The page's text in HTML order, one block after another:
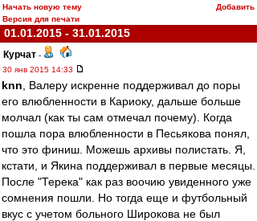
Начать новую тему
Добавить
Версия для печати
01.01.2015 - 31.01.2015
Курчат -
30 янв 2015 14:33
knn , Валеру искренне поддерживал до поры
его влюбленности в Кариоку, дальше больше
молчал (как ты сам отмечал почему). Когда
пошла пора влюбленности в Песьякова понял,
что это финиш. Можешь архивы полистать. Я,
кстати, и Якина поддерживал в первые месяцы.
После "Терека" как раз воочию увиденного уже
сомнения пошли. Но тогда еще и футбольный
вкус с учетом больного Широкова не был